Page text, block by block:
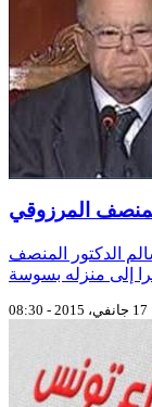
المرزوقي
الدكتور المنصف